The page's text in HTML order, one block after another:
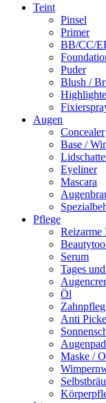
Primäres
Teint
Pinsel
Primer
BB/CC/
Puder
Blush /
Augen
Concealer
Base /
Eyeliner
Mascara
Pflege
Reizarme
Serum
Tages
Öl
Anti
Maske /